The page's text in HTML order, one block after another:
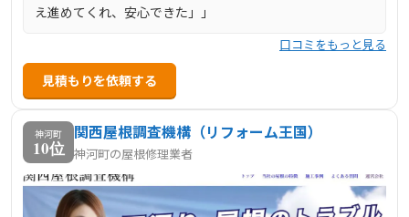
え進めてくれ、安心できた」」
口コミをもっと見る
見積もりを依頼する
神河町
10位
関西屋根調査機構（リフォーム王国）
神河町の屋根修理業者